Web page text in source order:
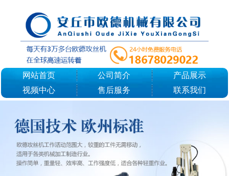
网站首页 公司简介
产品展示
视频中心
售后服务 联系我们